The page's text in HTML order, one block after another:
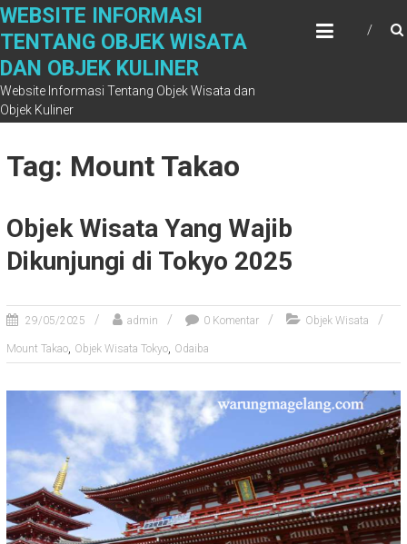
Skip
content
WEBSITE INFORMASI
TENTANG OBJEK WISATA
DAN OBJEK KULINER
Website Informasi Tentang Objek Wisata dan
Objek Kuliner
Tag: Mount Takao
Objek Wisata Yang Wajib
Dikunjungi di Tokyo 2025
29/05/2025 admin 0 Komentar Objek Wisata
Mount Takao, Objek Wisata Tokyo, Odaiba